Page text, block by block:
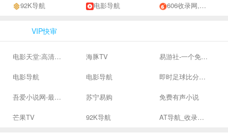
92K导航 电影导航 606收录网,免费自动秒收录网址,提供自动收录,网站导航大全源码,自动链,友情链接交换。
VIP快审
电影天堂:高清电影下载,高品质生活 海豚TV 易游社-一个免费二次元游戏分享社区
电影导航 电影导航 即时足球比分直播-精准赛程赛果及角球数查询 | 让足球滚一会
吾爱小说网-最新热门免费小说阅读 苏宁易购 免费有声小说
芒果TV 92K导航 AT导航_收录网_免费收录网站_自动收录网_秒收录